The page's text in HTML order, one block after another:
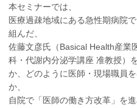
本セミナーでは、
医療過疎地域にある急性期病院
組んだ、
佐藤文彦氏（Basical Health産業
科・代謝内分泌学講座 准教授）
か、どのように医師・現場職員
か、
自院で「医師の働き方改革」を